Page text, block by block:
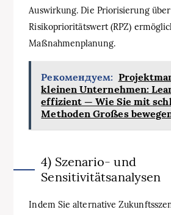
Auswirkung. Die Priorisierung
Risikoprioritätswert (RPZ)
Maßnahmenplanung.
Рекомендуем:
kleinen Unternehmen:
effizient — Wie Sie mit
Methoden Großes
4) Szenario- und
Sensitivitätsanalysen
Indem Sie alternative